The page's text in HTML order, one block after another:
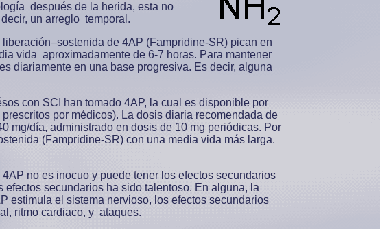
después de la herida, esta no
un arreglo temporal.
de 4AP (Fampridine-SR) pican en
vida aproximadamente de 6-7 horas. Para mantener
diariamente en una base progresiva. Es decir, alguna
con SCI han tomado 4AP, la cual es disponible por
por médicos). La dosis diaria recomendada de
mg/día, administrado en dosis de 10 mg periódicas. Por
(Fampridine-SR) con una media vida más larga.
no es inocuo y puede tener los efectos secundarios
secundarios ha sido talentoso. En alguna, la
estimula el sistema nervioso, los efectos secundarios
ritmo cardiaco, y ataques.